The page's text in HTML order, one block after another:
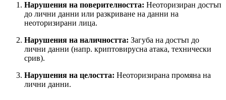
Нарушения на поверителността: Неоторизиран достъп
до лични данни или разкриване на данни на
неоторизирани лица.
Нарушения на наличността: Загуба на достъп до
лични данни (напр. криптовирусна атака, технически
срив).
Нарушения на целостта: Неоторизирана промяна на
лични данни.